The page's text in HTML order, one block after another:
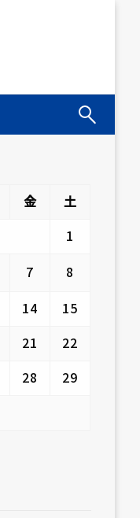
金
土
1
7
8
14
15
21
22
28
29